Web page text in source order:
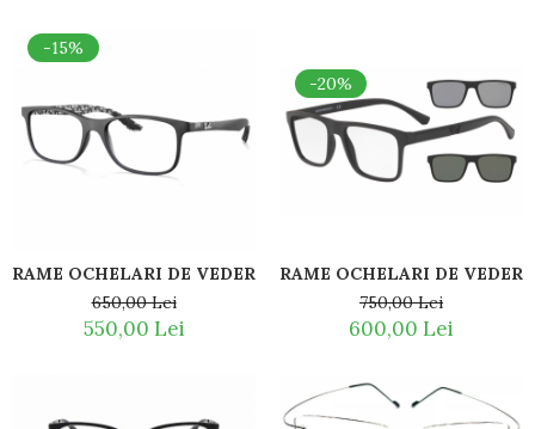
-15%
RAME OCHELARI DE VEDERE RAY BAN RB8903 5263
650,00 Lei
550,00 Lei
-20%
RAME OCHELARI DE
750,00 Lei
600,00 Lei